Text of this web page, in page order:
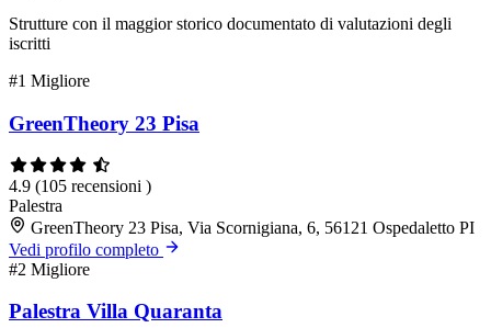
Strutture con il maggior storico documentato di valutazioni degli
iscritti
#1 Migliore
GreenTheory 23 Pisa
4.9 (105 recensioni )
Palestra
GreenTheory 23 Pisa, Via Scornigiana, 6, 56121 Ospedaletto PI
Vedi profilo completo
#2 Migliore
Palestra Villa Quaranta